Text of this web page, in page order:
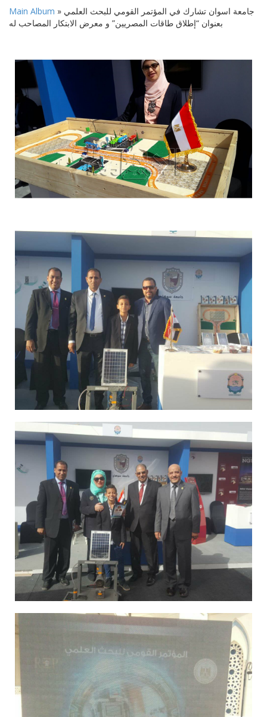
Main Album » جامعة اسوان تشارك في المؤتمر القومي للبحث العلمي
بعنوان “إطلاق طاقات المصريين” و معرض الابتكار المصاحب له